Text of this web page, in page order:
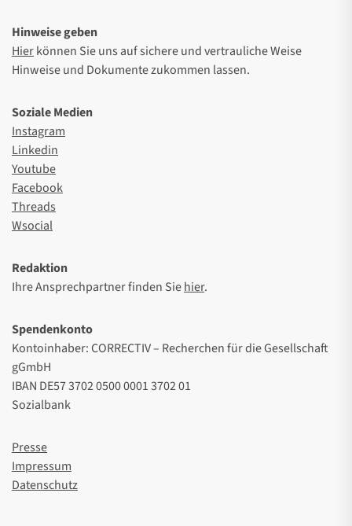
Hinweise geben
Hierkönnen Sie uns auf sichere und vertrauliche Weise
Hinweise und Dokumente zukommen lassen.
Soziale Medien
Instagram
Linkedin
Youtube
Facebook
Threads
Wsocial
Redaktion
Ihre Ansprechpartner finden Siehier.
Spendenkonto
Kontoinhaber: CORRECTIV – Recherchen für die Gesellschaft
gGmbH
IBAN DE57 3702 0500 0001 3702 01
Sozialbank
Presse
Impressum
Datenschutz